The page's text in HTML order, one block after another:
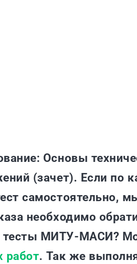
Основы
(зачет). Если по
самостоятельно,
необходимо
тесты МИТУ-МАСИ?
работ. Так же